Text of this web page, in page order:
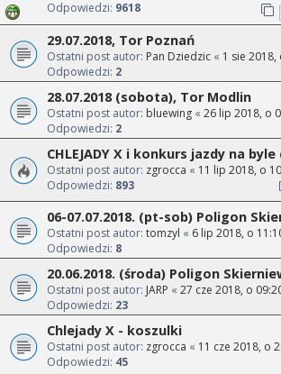
Odpowiedzi: 9618
29.07.2018, Tor Poznań
Ostatni post autor: Pan Dziedzic « 1 sie 2018,
Odpowiedzi: 2
28.07.2018 (sobota), Tor Modlin
Ostatni post autor: bluewing « 26 lip 2018, o
Odpowiedzi: 2
CHLEJADY X i konkurs jazdy na byle
Ostatni post autor: zgrocca « 11 lip 2018, o
Odpowiedzi: 893
06-07.07.2018. (pt-sob) Poligon
Ostatni post autor: tomzyl « 6 lip 2018, o
Odpowiedzi: 8
20.06.2018. (środa) Poligon
Ostatni post autor: JARP « 27 cze 2018, o
Odpowiedzi: 23
Chlejady X - koszulki
Ostatni post autor: zgrocca « 11 cze 2018, o
Odpowiedzi: 45